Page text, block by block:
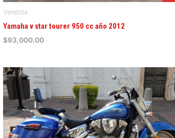
Vendida
Yamaha v star tourer 950 cc año 2012
$93,000.00